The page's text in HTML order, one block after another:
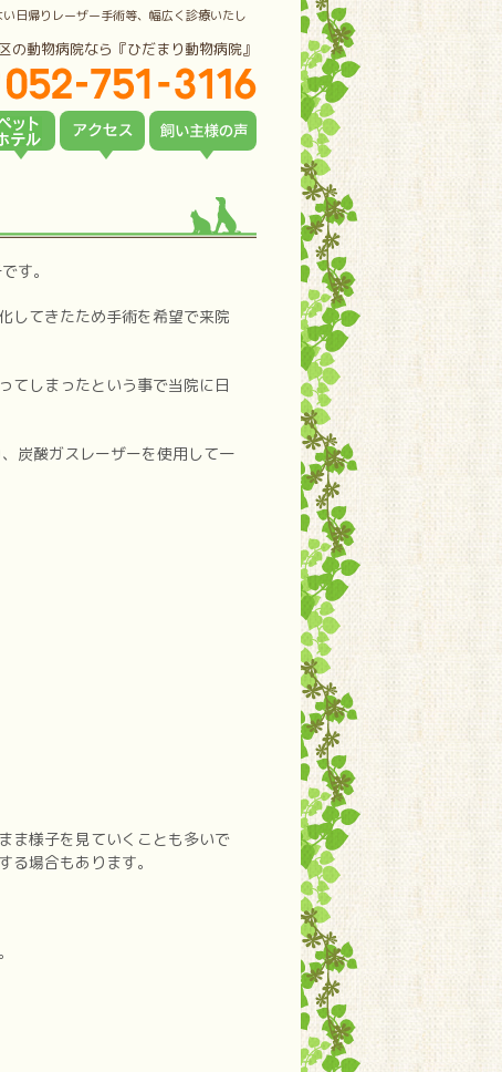
日帰りレーザー手術等、幅広く診療いたし
の動物病院なら『ひだまり動物病院』
す。
してきたため手術を希望で来院
てしまったという事で当院に日
炭酸ガスレーザーを使用して一
ま様子を見ていくことも多いで
場合もあります。